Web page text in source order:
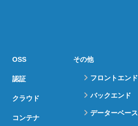
OSS
認証
クラウド
コンテナ
その他
フロントエンド
バックエンド
データーベース